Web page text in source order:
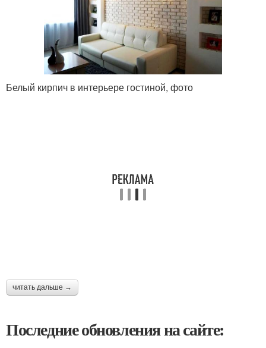
Белый кирпич в интерьере гостиной, фото
читать дальше →
Последние обновления на сайте: